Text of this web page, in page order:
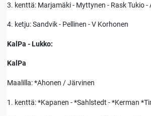
3. kenttä: Marjamäki - Myttynen - Rask Tukio -
4. ketju: Sandvik - Pellinen - V Korhonen
KalPa - Lukko:
KalPa
Maalilla: *Ahonen / Järvinen
1. kenttä: *Kapanen - *Sahlstedt - *Kerman